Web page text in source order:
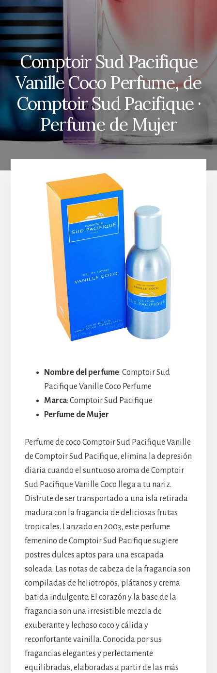
Comptoir Sud Pacifique
Vanille Coco Perfume, de
Comptoir Sud Pacifique ·
Perfume de Mujer
Nombre del perfume: Comptoir Sud
Pacifique Vanille Coco Perfume
Marca: Comptoir Sud Pacifique
Perfume de Mujer
Perfume de coco Comptoir Sud Pacifique Vanille
de Comptoir Sud Pacifique, elimina la depresión
diaria cuando el suntuoso aroma de Comptoir
Sud Pacifique Vanille Coco llega a tu nariz.
Disfrute de ser transportado a una isla retirada
madura con la fragancia de deliciosas frutas
tropicales. Lanzado en 2003, este perfume
femenino de Comptoir Sud Pacifique sugiere
postres dulces aptos para una escapada
soleada. Las notas de cabeza de la fragancia son
compiladas de heliotropos, plátanos y crema
batida indulgente. El corazón y la base de la
fragancia son una irresistible mezcla de
exuberante y lechoso coco y cálida y
reconfortante vainilla. Conocida por sus
fragancias elegantes y perfectamente
equilibradas, elaboradas a partir de las más